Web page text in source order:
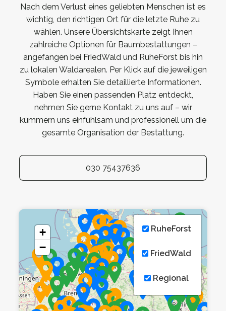
Nach dem Verlust eines geliebten Menschen ist es
wichtig, den richtigen Ort für die letzte Ruhe zu
wählen. Unsere Übersichtskarte zeigt Ihnen
zahlreiche Optionen für Baumbestattungen –
angefangen bei FriedWald und RuheForst bis hin
zu lokalen Waldarealen. Per Klick auf die jeweiligen
Symbole erhalten Sie detaillierte Informationen.
Haben Sie einen passenden Platz entdeckt,
nehmen Sie gerne Kontakt zu uns auf – wir
kümmern uns einfühlsam und professionell um die
gesamte Organisation der Bestattung.
030 75437636
+
−
RuheForst
FriedWald
Regional